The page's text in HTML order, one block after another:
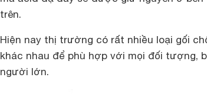
trên.
Hiện nay thị trường có rất nhiều loại gối
khác nhau để phù hợp với mọi đối tượng,
người lớn.